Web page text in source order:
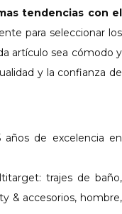
tendencias con el
para seleccionar los
artículo sea cómodo y
y la confianza de
años de excelencia en
trajes de baño,
& accesorios, hombre,